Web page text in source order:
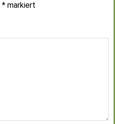
* markiert